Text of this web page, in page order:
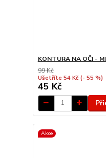
KONTURA NA OČI -
99 Kč
Ušetříte 54 Kč (- 55 %)
45 Kč
Akce